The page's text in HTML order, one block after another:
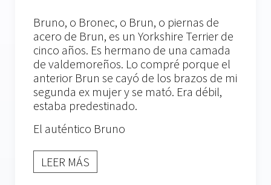
Bruno, o Bronec, o Brun, o piernas de
acero de Brun, es un Yorkshire Terrier de
cinco años. Es hermano de una camada
de valdemoreños. Lo compré porque el
anterior Brun se cayó de los brazos de mi
segunda ex mujer y se mató. Era débil,
estaba predestinado.
El auténtico Bruno
LEER MÁS